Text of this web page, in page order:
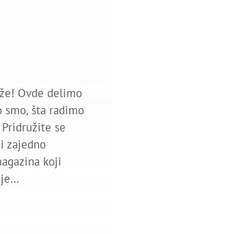
Ovde delimo
smo, šta radimo
se
zajedno
koji